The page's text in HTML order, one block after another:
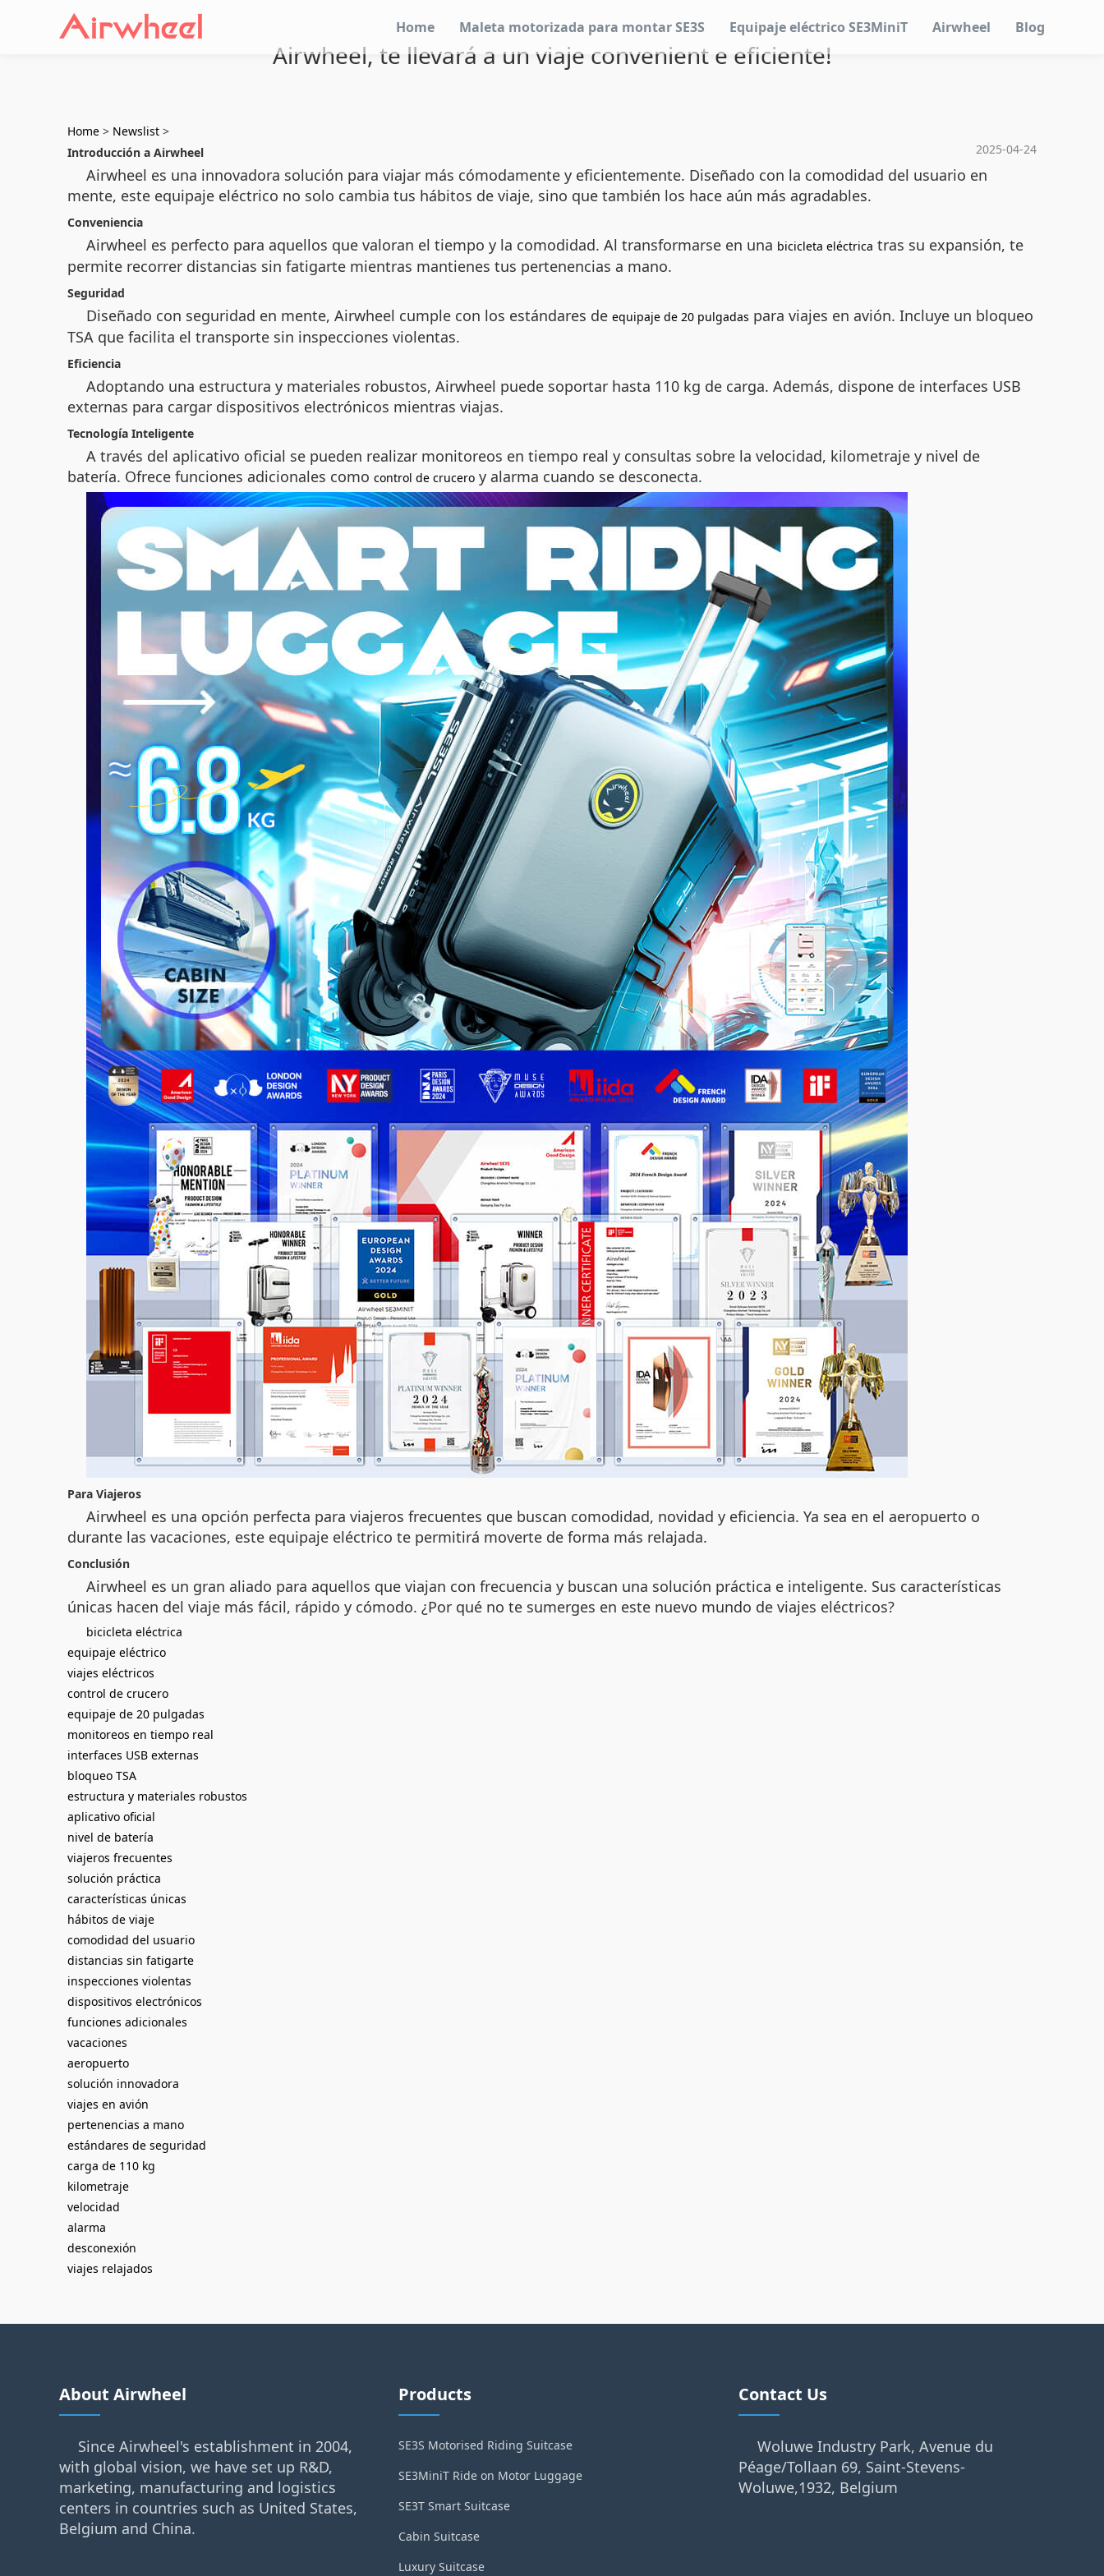
Home Maleta motorizada para montar SE3S Equipaje eléctrico SE3MiniT Airwheel Blog
Airwheel, te llevará a un viaje convenient e eficiente!
Home > Newslist >
2025-04-24
Introducción a Airwheel
Airwheel es una innovadora solución para viajar más cómodamente y eficientemente. Diseñado con la comodidad del usuario en
mente, este equipaje eléctrico no solo cambia tus hábitos de viaje, sino que también los hace aún más agradables.
Conveniencia
Airwheel es perfecto para aquellos que valoran el tiempo y la comodidad. Al transformarse en una bicicleta eléctrica tras su expansión, te
permite recorrer distancias sin fatigarte mientras mantienes tus pertenencias a mano.
Seguridad
Diseñado con seguridad en mente, Airwheel cumple con los estándares de equipaje de 20 pulgadas para viajes en avión. Incluye un bloqueo
TSA que facilita el transporte sin inspecciones violentas.
Eficiencia
Adoptando una estructura y materiales robustos, Airwheel puede soportar hasta 110 kg de carga. Además, dispone de interfaces USB
externas para cargar dispositivos electrónicos mientras viajas.
Tecnología Inteligente
A través del aplicativo oficial se pueden realizar monitoreos en tiempo real y consultas sobre la velocidad, kilometraje y nivel de
batería. Ofrece funciones adicionales como control de crucero y alarma cuando se desconecta.
Para Viajeros
Airwheel es una opción perfecta para viajeros frecuentes que buscan comodidad, novidad y eficiencia. Ya sea en el aeropuerto o
durante las vacaciones, este equipaje eléctrico te permitirá moverte de forma más relajada.
Conclusión
Airwheel es un gran aliado para aquellos que viajan con frecuencia y buscan una solución práctica e inteligente. Sus características
únicas hacen del viaje más fácil, rápido y cómodo. ¿Por qué no te sumerges en este nuevo mundo de viajes eléctricos?
bicicleta eléctrica
equipaje eléctrico
viajes eléctricos
control de crucero
equipaje de 20 pulgadas
monitoreos en tiempo real
interfaces USB externas
bloqueo TSA
estructura y materiales robustos
aplicativo oficial
nivel de batería
viajeros frecuentes
solución práctica
características únicas
hábitos de viaje
comodidad del usuario
distancias sin fatigarte
inspecciones violentas
dispositivos electrónicos
funciones adicionales
vacaciones
aeropuerto
solución innovadora
viajes en avión
pertenencias a mano
estándares de seguridad
carga de 110 kg
kilometraje
velocidad
alarma
desconexión
viajes relajados
About Airwheel
Since Airwheel's establishment in 2004,
with global vision, we have set up R&D,
marketing, manufacturing and logistics
centers in countries such as United States,
Belgium and China.
Products
SE3S Motorised Riding Suitcase
SE3MiniT Ride on Motor Luggage
SE3T Smart Suitcase
Cabin Suitcase
Luxury Suitcase
Contact Us
Woluwe Industry Park, Avenue du
Péage/Tollaan 69, Saint-Stevens-
Woluwe,1932, Belgium